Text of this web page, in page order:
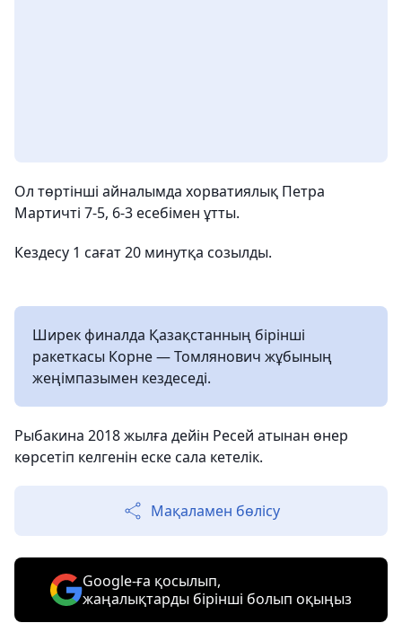
Ол төртінші айналымда хорватиялық Петра
Мартичті 7-5, 6-3 есебімен ұтты.
Кездесу 1 сағат 20 минутқа созылды.
Ширек финалда Қазақстанның бірінші
ракеткасы Корне — Томлянович жұбының
жеңімпазымен кездеседі.
Рыбакина 2018 жылға дейін Ресей атынан өнер
көрсетіп келгенін еске сала кетелік.
Мақаламен бөлісу
Google-ға қосылып,
жаңалықтарды бірінші болып оқыңыз